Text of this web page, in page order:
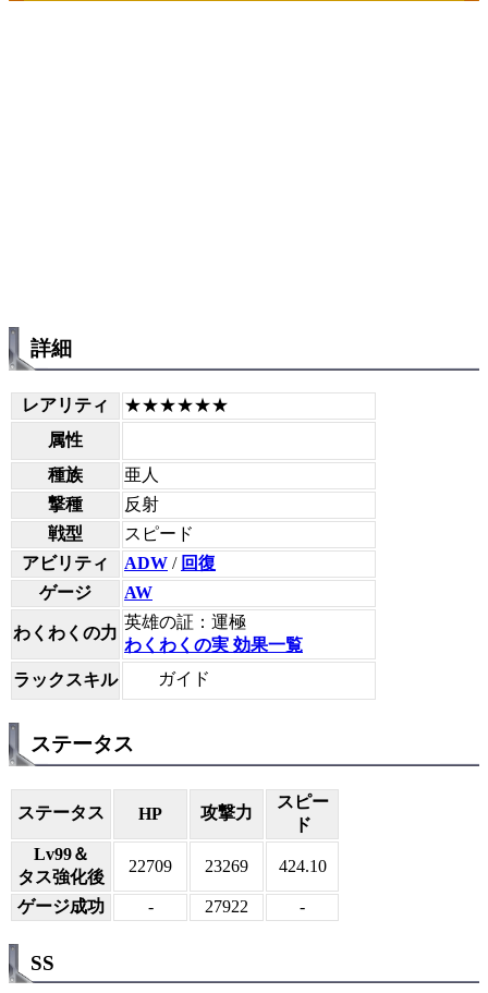
詳細
レアリティ
★★★★★★
属性
種族
亜人
撃種
反射
戦型
スピード
アビリティ
ADW / 回復
ゲージ
AW
わくわくの力
英雄の証：運極
わくわくの実 効果一覧
ラックスキル
ガイド
ステータス
ステータス HP 攻撃力
スピー
ド
Lv99＆
タス強化後
22709 23269 424.10
ゲージ成功 - 27922 -
SS